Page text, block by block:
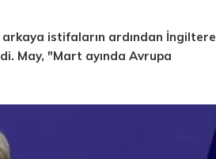
istifaların ardından İngiltere
May, "Mart ayında Avrupa